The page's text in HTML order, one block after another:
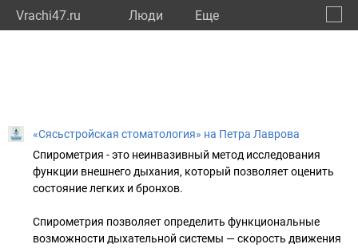
Vrachi47.ru Люди Eще
«Сясьстройская стоматология» на Петра Лаврова
Спирометрия - это неинвазивный метод исследования
функции внешнего дыхания, который позволяет оценить
состояние легких и бронхов.
Спирометрия позволяет определить функциональные
возможности дыхательной системы — скорость движения